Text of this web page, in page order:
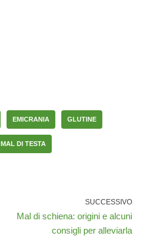
EMICRANIA GLUTINE
MAL DI TESTA
SUCCESSIVO
Mal di schiena: origini e alcuni
consigli per alleviarla